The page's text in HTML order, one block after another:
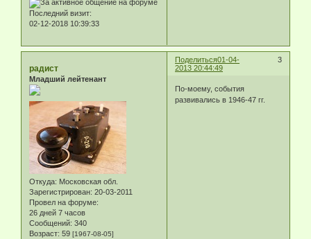
Последний визит:
02-12-2018 10:39:33
Поделиться 3
01-04-
2013 20:44:49
радист
Младший лейтенант
Откуда: Московская обл.
Зарегистрирован: 20-03-2011
Провел на форуме:
26 дней 7 часов
Сообщений: 340
Возраст: 59 [1967-08-05]
По-моему, события
развивались в 1946-47 гг.